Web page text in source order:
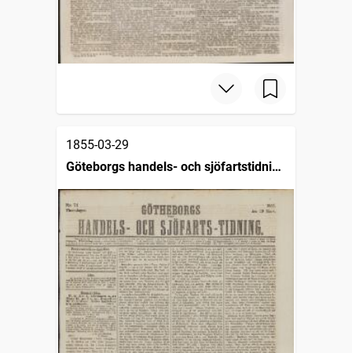
1855-03-29
Göteborgs handels- och sjöfartstidning
(1832)